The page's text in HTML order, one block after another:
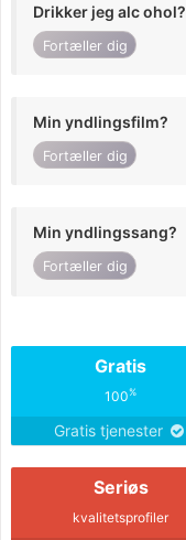
Drikker jeg alc ohol?
Fortæller dig
Min yndlingsfilm?
Fortæller dig
Min yndlingssang?
Fortæller dig
Gratis
100%
Gratis tjenester
Seriøs
kvalitetsprofiler